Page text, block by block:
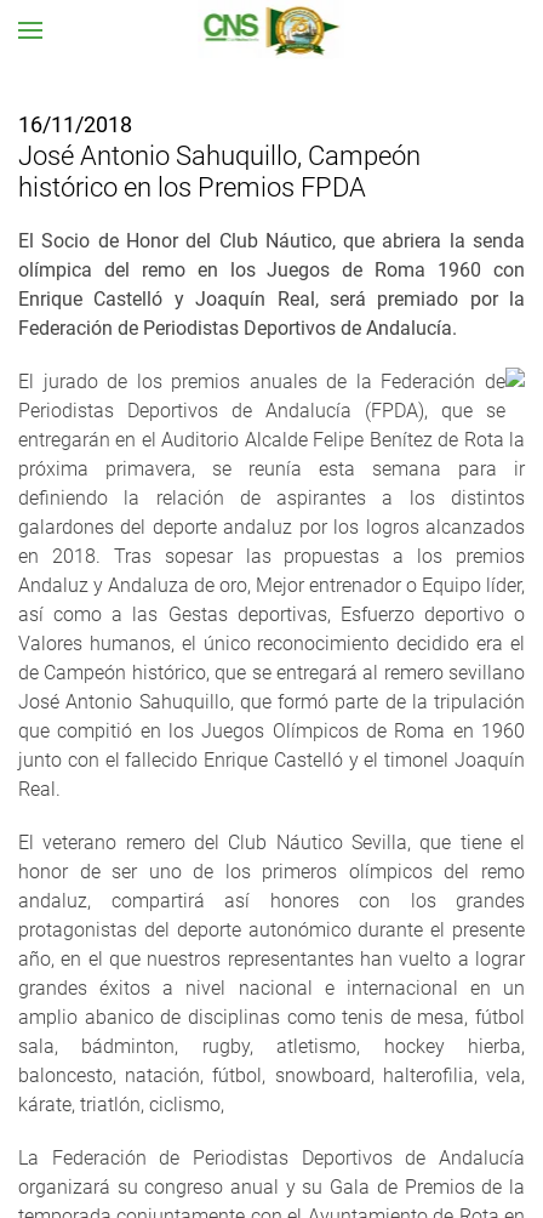
16/11/2018
José Antonio Sahuquillo, Campeón
histórico en los Premios FPDA
El Socio de Honor del Club Náutico, que abriera la senda
olímpica del remo en los Juegos de Roma 1960 con
Enrique Castelló y Joaquín Real, será premiado por la
Federación de Periodistas Deportivos de Andalucía.
El jurado de los premios anuales de la Federación de
Periodistas Deportivos de Andalucía (FPDA), que se
entregarán en el Auditorio Alcalde Felipe Benítez de Rota la
próxima primavera, se reunía esta semana para ir
definiendo la relación de aspirantes a los distintos
galardones del deporte andaluz por los logros alcanzados
en 2018. Tras sopesar las propuestas a los premios
Andaluz y Andaluza de oro, Mejor entrenador o Equipo líder,
así como a las Gestas deportivas, Esfuerzo deportivo o
Valores humanos, el único reconocimiento decidido era el
de Campeón histórico, que se entregará al remero sevillano
José Antonio Sahuquillo, que formó parte de la tripulación
que compitió en los Juegos Olímpicos de Roma en 1960
junto con el fallecido Enrique Castelló y el timonel Joaquín
Real.
El veterano remero del Club Náutico Sevilla, que tiene el
honor de ser uno de los primeros olímpicos del remo
andaluz, compartirá así honores con los grandes
protagonistas del deporte autonómico durante el presente
año, en el que nuestros representantes han vuelto a lograr
grandes éxitos a nivel nacional e internacional en un
amplio abanico de disciplinas como tenis de mesa, fútbol
sala, bádminton, rugby, atletismo, hockey hierba,
baloncesto, natación, fútbol, snowboard, halterofilia, vela,
kárate, triatlón, ciclismo,
La Federación de Periodistas Deportivos de Andalucía
organizará su congreso anual y su Gala de Premios de la